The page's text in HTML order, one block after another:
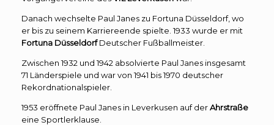
Danach wechselte Paul Janes zu Fortuna Düsseldorf, wo
er bis zu seinem Karriereende spielte. 1933 wurde er mit
Fortuna DüsseldorfDeutscher Fußballmeister.
Zwischen 1932 und 1942 absolvierte Paul Janes insgesamt
71 Länderspiele und war von 1941 bis 1970 deutscher
Rekordnationalspieler.
1953 eröffnete Paul Janes in Leverkusen auf derAhrstraße
eine Sportlerklause.